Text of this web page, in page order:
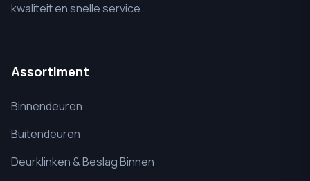
kwaliteit en snelle service.
Assortiment
Binnendeuren
Buitendeuren
Deurklinken & Beslag Binnen